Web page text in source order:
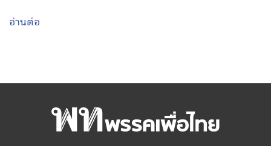
อ่านต่อ